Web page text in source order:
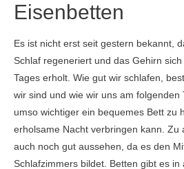
Eisenbetten
Es ist nicht erst seit gestern bekannt,
Schlaf regeneriert und das Gehirn
Tages erholt. Wie gut wir schlafen,
wir sind und wie wir uns am folgenden
umso wichtiger ein bequemes Bett zu
erholsame Nacht verbringen kann. Zu
auch noch gut aussehen, da es den
Schlafzimmers bildet. Betten gibt es in